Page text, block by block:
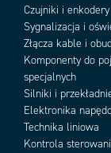
Zasięg min
Zintegrowany interfejs
Czujniki i enkodery
Sygnalizacja i
Złącza kable i
Komponenty do
specjalnych
Silniki i
Elektronika
Technika liniowa
Kontrola